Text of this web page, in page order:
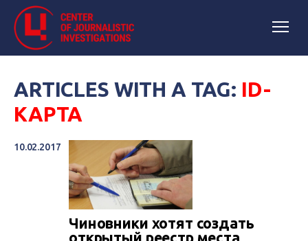
ARTICLES WITH A TAG: ID-
КАРТА
10.02.2017
Чиновники хотят создать